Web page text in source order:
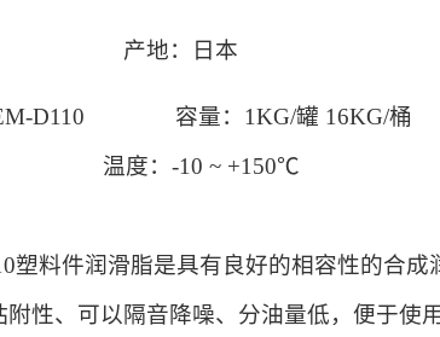
产地：日本
EM-D110 容量：1KG/罐 16KG/桶
度：-10 ~ +150℃
塑料件润滑脂是具有良好的相容性的合
附性、可以隔音降噪、分油量低，便于使